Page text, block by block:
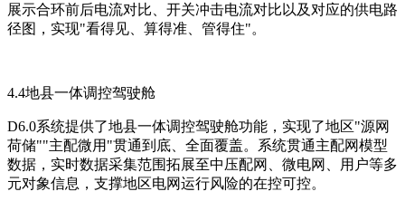
展示合环前后电流对比、开关冲击电流对比以及对应的供电路
径图，实现"看得见、算得准、管得住"。
4.4地县一体调控驾驶舱
D6.0系统提供了地县一体调控驾驶舱功能，实现了地区"源网
荷储""主配微用"贯通到底、全面覆盖。系统贯通主配网模型
数据，实时数据采集范围拓展至中压配网、微电网、用户等多
元对象信息，支撑地区电网运行风险的在控可控。